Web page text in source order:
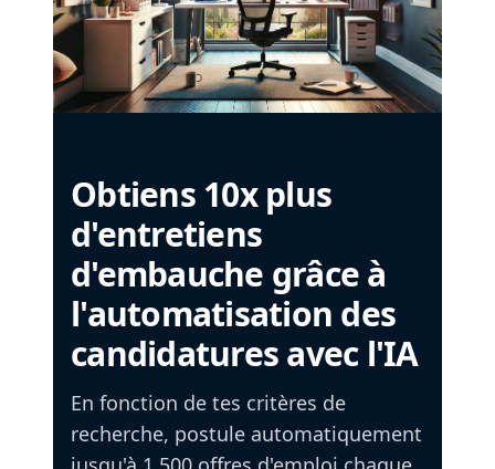
Obtiens 10x plus
d'entretiens
d'embauche grâce à
l'automatisation des
candidatures avec l'IA
En fonction de tes critères de
recherche, postule automatiquement